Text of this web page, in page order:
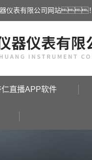
器仪表有限公司网站
仁直播APP软件